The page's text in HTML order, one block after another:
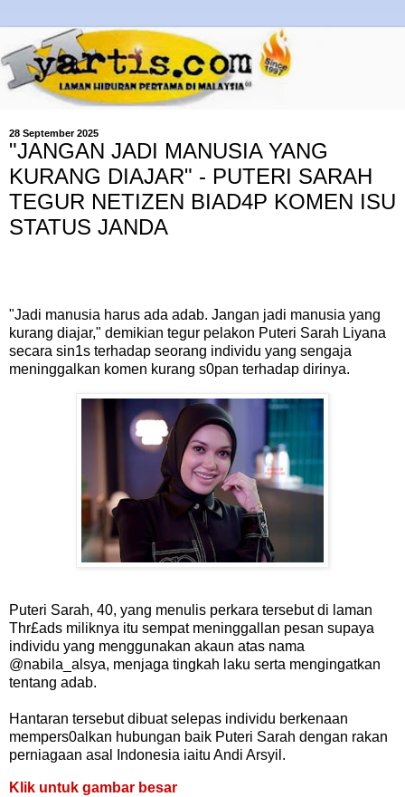
28 September 2025
"JANGAN JADI MANUSIA YANG
KURANG DIAJAR" - PUTERI SARAH
TEGUR NETIZEN BIAD4P KOMEN ISU
STATUS JANDA
"Jadi manusia harus ada adab. Jangan jadi manusia yang
kurang diajar," demikian tegur pelakon Puteri Sarah Liyana
secara sin1s terhadap seorang individu yang sengaja
meninggalkan komen kurang s0pan terhadap dirinya.
Puteri Sarah, 40, yang menulis perkara tersebut di laman
Thr£ads miliknya itu sempat meninggallan pesan supaya
individu yang menggunakan akaun atas nama
@nabila_alsya, menjaga tingkah laku serta mengingatkan
tentang adab.
Hantaran tersebut dibuat selepas individu berkenaan
mempers0alkan hubungan baik Puteri Sarah dengan rakan
perniagaan asal Indonesia iaitu Andi Arsyil.
Klik untuk gambar besar